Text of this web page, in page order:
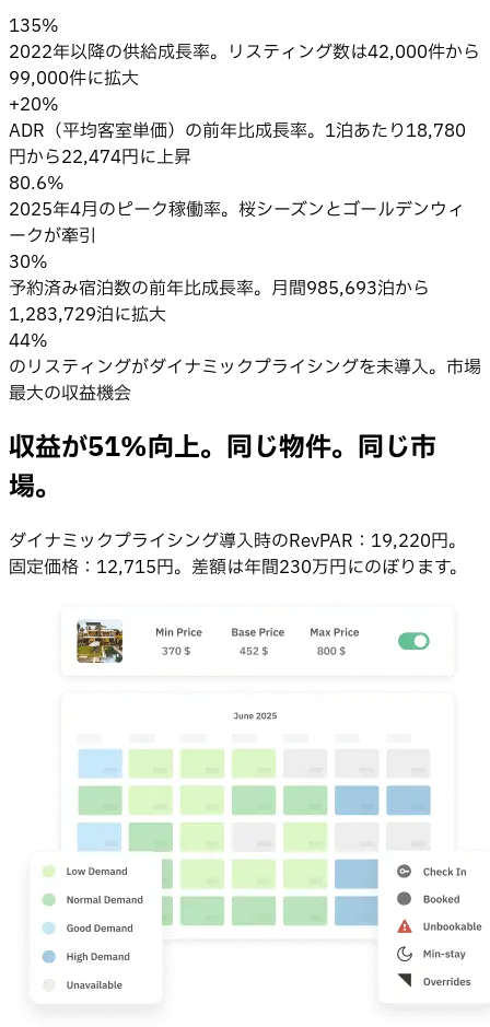
135%
2022年以降の供給成長率。リスティング数は42,000件から
99,000件に拡大
+20%
ADR（平均客室単価）の前年比成長率。1泊あたり18,780
円から22,474円に上昇
80.6%
2025年4月のピーク稼働率。桜シーズンとゴールデンウィ
ークが牽引
30%
予約済み宿泊数の前年比成長率。月間985,693泊から
1,283,729泊に拡大
44%
のリスティングがダイナミックプライシングを未導入。市場
最大の収益機会
収益が51%向上。 同じ物件。同じ市
場。
ダイナミックプライシング導入時のRevPAR：19,220円。
固定価格：12,715円。差額は年間230万円にのぼります。